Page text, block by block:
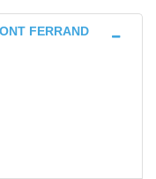
FERRAND